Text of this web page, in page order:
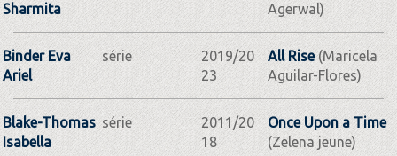
Sharmita
Agerwal)
Binder Eva
Ariel
série
2019/20
23
All Rise(Maricela
Aguilar-Flores)
Blake-Thomas
Isabella
série
2011/20
18
Once Upon a Time
(Zelena jeune)